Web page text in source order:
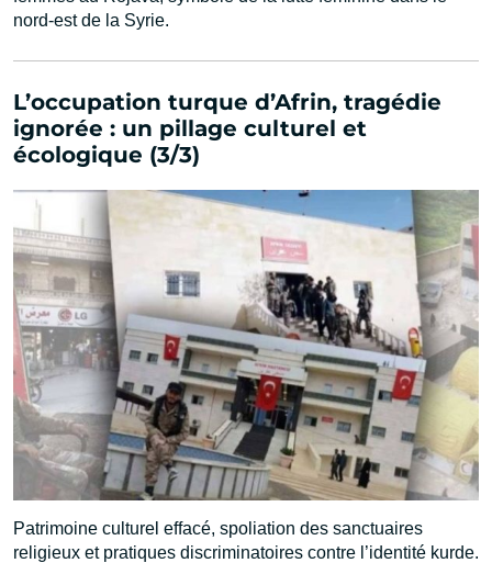
nord-est de la Syrie.
L’occupation turque d’Afrin, tragédie
ignorée : un pillage culturel et
écologique (3/3)
Patrimoine culturel effacé, spoliation des sanctuaires
religieux et pratiques discriminatoires contre l’identité kurde.